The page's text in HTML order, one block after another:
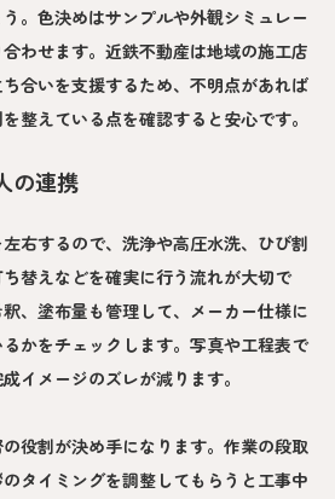
。色決めはサンプルや外観シミュレー
わせます。近鉄不動産は地域の施工店
合いを支援するため、不明点があれば
整えている点を確認すると安心です。
の連携
右するので、洗浄や高圧水洗、ひび割
替えなどを確実に行う流れが大切で
、塗布量も管理して、メーカー仕様に
かをチェックします。写真や工程表で
イメージのズレが減ります。
役割が決め手になります。作業の段取
タイミングを調整してもらうと工事中